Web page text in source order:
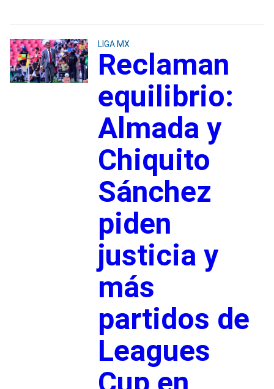
LIGA MX
Reclaman
equilibrio:
Almada y
Chiquito
Sánchez
piden
justicia y
más
partidos de
Leagues